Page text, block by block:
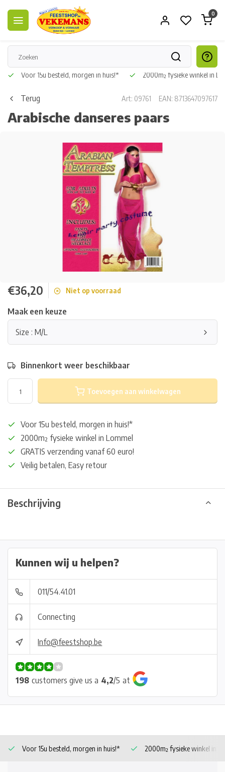
0
Voor 15u besteld, morgen in huis!* 2000m² fysieke winkel in
Terug Art: 09761 EAN: 8713647097617
Arabische danseres paars
€36,20 Niet op voorraad
Maak een keuze
Size : M/L
Binnenkort weer beschikbaar
Toevoegen aan winkelwagen
Voor 15u besteld, morgen in huis!*
2000m² fysieke winkel in Lommel
GRATIS verzending vanaf 60 euro!
Veilig betalen, Easy retour
Beschrijving
Kunnen wij u helpen?
011/54.41.01
Connecting
Info@feestshop.be
198 customers give us a 4,2/5 at
Voor 15u besteld, morgen in huis!* 2000m² fysieke winkel in